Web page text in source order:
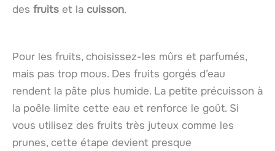
des fruits et la cuisson.
Pour les fruits, choisissez-les mûrs et parfumés,
mais pas trop mous. Des fruits gorgés d’eau
rendent la pâte plus humide. La petite précuisson à
la poêle limite cette eau et renforce le goût. Si
vous utilisez des fruits très juteux comme les
prunes, cette étape devient presque